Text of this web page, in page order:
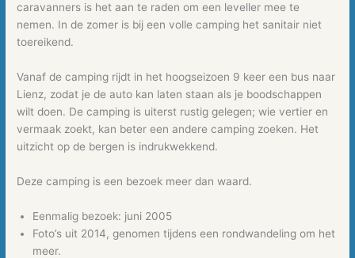
caravanners is het aan te raden om een leveller mee te
nemen. In de zomer is bij een volle camping het sanitair niet
toereikend.
Vanaf de camping rijdt in het hoogseizoen 9 keer een bus naar
Lienz, zodat je de auto kan laten staan als je boodschappen
wilt doen. De camping is uiterst rustig gelegen; wie vertier en
vermaak zoekt, kan beter een andere camping zoeken. Het
uitzicht op de bergen is indrukwekkend.
Deze camping is een bezoek meer dan waard.
Eenmalig bezoek: juni 2005
Foto’s uit 2014, genomen tijdens een rondwandeling om het
meer.